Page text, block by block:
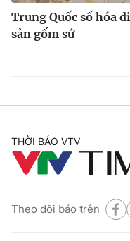
Trung Quốc số hóa di
sản gốm sứ
THỜI BÁO VTV
Theo dõi báo trên